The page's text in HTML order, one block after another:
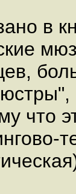
в
что